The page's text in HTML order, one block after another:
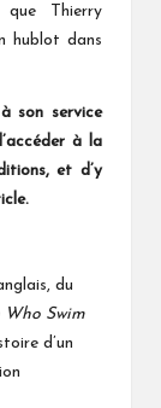
Thierry
hublot dans
son service
à la
et d’y
du
Who Swim
d’un